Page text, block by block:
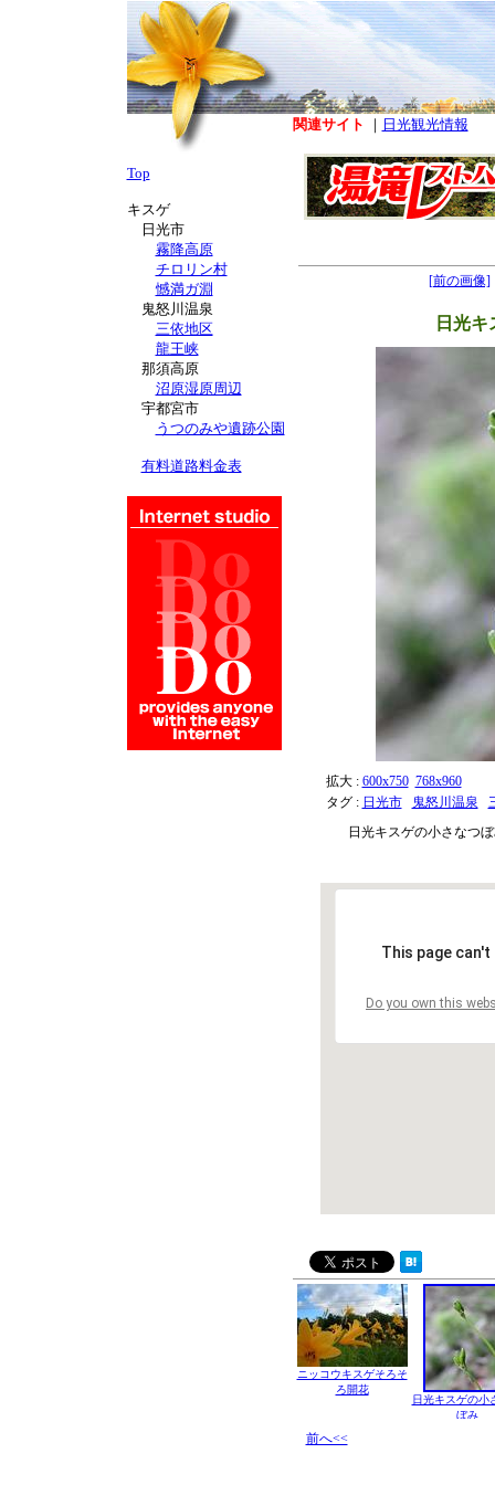
関連サイト ｜ 日光観光情報
[前の画像]
日光
拡大 : 600x750 768x960
タグ : 日光市 鬼怒川温泉
日光キスゲの小さなつ
This page
Do you own this
ニッコウキスゲそろそ
ろ開花
日光キスゲの小
ぼみ
前へ<<
Top
キスゲ
日光市
霧降高原
チロリン村
憾満ガ淵
鬼怒川温泉
三依地区
龍王峡
那須高原
沼原湿原周辺
宇都宮市
うつのみや遺跡公園
有料道路料金表